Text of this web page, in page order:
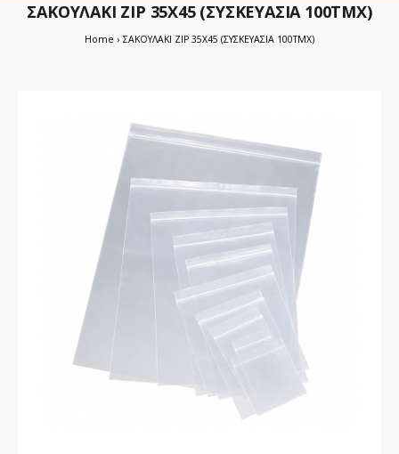
ΣΑΚΟΥΛΑΚΙ ZIP 35X45 (ΣΥΣΚΕΥΑΣΙΑ 100ΤΜΧ)
Home ΣΑΚΟΥΛΑΚΙ ZIP 35X45 (ΣΥΣΚΕΥΑΣΙΑ 100ΤΜΧ)